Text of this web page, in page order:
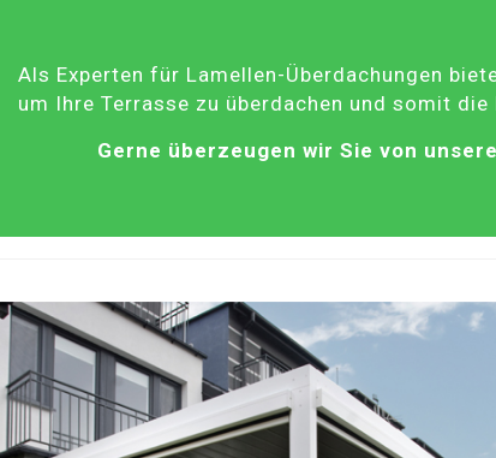
Als Experten für Lamellen-Überdachungen
um Ihre Terrasse zu überdachen und somit
Gerne überzeugen wir Sie von